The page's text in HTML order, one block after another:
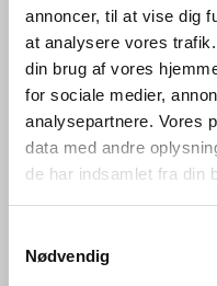
annoncer, til at vise dig
at analysere vores
din brug af vores
for sociale medier,
analysepartnere. Vores
data med andre
de har indsamlet fra din
Nødvendig